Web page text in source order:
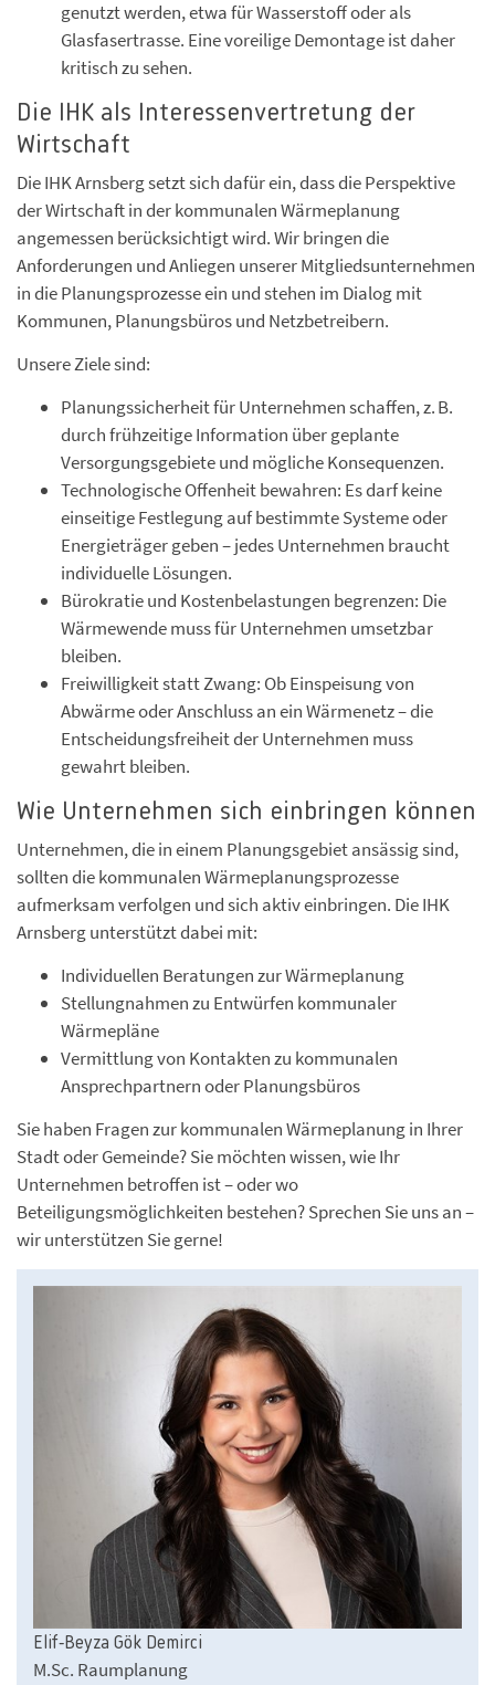
genutzt werden, etwa für Wasserstoff oder als
Glasfasertrasse. Eine voreilige Demontage ist daher
kritisch zu sehen.
Die IHK als Interessenvertretung der
Wirtschaft
Die IHK Arnsberg setzt sich dafür ein, dass die Perspektive
der Wirtschaft in der kommunalen Wärmeplanung
angemessen berücksichtigt wird. Wir bringen die
Anforderungen und Anliegen unserer Mitgliedsunternehmen
in die Planungsprozesse ein und stehen im Dialog mit
Kommunen, Planungsbüros und Netzbetreibern.
Unsere Ziele sind:
Planungssicherheit für Unternehmen schaffen, z. B.
durch frühzeitige Information über geplante
Versorgungsgebiete und mögliche Konsequenzen.
Technologische Offenheit bewahren: Es darf keine
einseitige Festlegung auf bestimmte Systeme oder
Energieträger geben – jedes Unternehmen braucht
individuelle Lösungen.
Bürokratie und Kostenbelastungen begrenzen: Die
Wärmewende muss für Unternehmen umsetzbar
bleiben.
Freiwilligkeit statt Zwang: Ob Einspeisung von
Abwärme oder Anschluss an ein Wärmenetz – die
Entscheidungsfreiheit der Unternehmen muss
gewahrt bleiben.
Wie Unternehmen sich einbringen können
Unternehmen, die in einem Planungsgebiet ansässig sind,
sollten die kommunalen Wärmeplanungsprozesse
aufmerksam verfolgen und sich aktiv einbringen. Die IHK
Arnsberg unterstützt dabei mit:
Individuellen Beratungen zur Wärmeplanung
Stellungnahmen zu Entwürfen kommunaler
Wärmepläne
Vermittlung von Kontakten zu kommunalen
Ansprechpartnern oder Planungsbüros
Sie haben Fragen zur kommunalen Wärmeplanung in Ihrer
Stadt oder Gemeinde? Sie möchten wissen, wie Ihr
Unternehmen betroffen ist – oder wo
Beteiligungsmöglichkeiten bestehen? Sprechen Sie uns an –
wir unterstützen Sie gerne!
Elif-Beyza Gök Demirci
M.Sc. Raumplanung